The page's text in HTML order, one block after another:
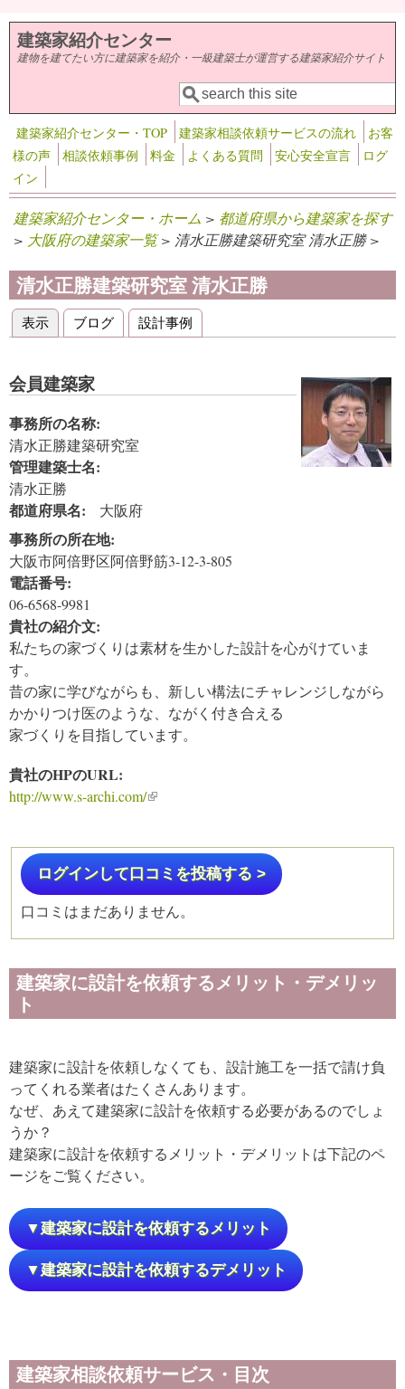
メインコンテンツに移動
建築家紹介センター
建物を建てたい方に建築家を紹介・一級建築士が運営する建築家紹介サイト
検索フォーム
検索
建築家紹介センター・TOP 建築家相談依頼サービスの流れ
お客
様の声
相談依頼事例 料金 よくある質問 安心安全宣言
ログ
イン
建築家紹介センター・ホーム > 都道府県から建築家を探す
> 大阪府の建築家一覧> 清水正勝建築研究室 清水正勝 >
清水正勝建築研究室 清水正勝
プライマリータブ
表示 (アクティブなタブ)
ブログ 設計事例
会員建築家
事務所の名称:
清水正勝建築研究室
管理建築士名:
清水正勝
都道府県名: 大阪府
事務所の所在地:
大阪市阿倍野区阿倍野筋3-12-3-805
電話番号:
06-6568-9981
貴社の紹介文:
私たちの家づくりは素材を生かした設計を心がけていま
す。
昔の家に学びながらも、新しい構法にチャレンジしながら
かかりつけ医のような、ながく付き合える
家づくりを目指しています。
貴社のHPのURL:
http://www.s-archi.com/(link is external)
ログインして口コミを投稿する >
口コミはまだありません。
建築家に設計を依頼するメリット・デメリッ
ト
建築家に設計を依頼しなくても、設計施工を一括で請け負
ってくれる業者はたくさんあります。
なぜ、あえて建築家に設計を依頼する必要があるのでしょ
うか？
建築家に設計を依頼するメリット・デメリットは下記のペ
ージをご覧ください。
▼建築家に設計を依頼するメリット
▼建築家に設計を依頼するデメリット
建築家相談依頼サービス・目次